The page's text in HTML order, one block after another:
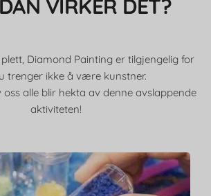
VIRKER DET?
Diamond Painting er tilgjengelig for
trenger ikke å være kunstner.
oss alle blir hekta av denne avslappende
aktiviteten!